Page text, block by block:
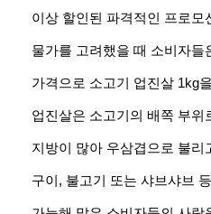
이상 할인된 파격적인 프로모
물가를 고려했을 때 소비자들
가격으로 소고기 업진살 1kg
업진살은 소고기의 배쪽 부위
지방이 많아 우삼겹으로 불리
구이, 불고기 또는 샤브샤브